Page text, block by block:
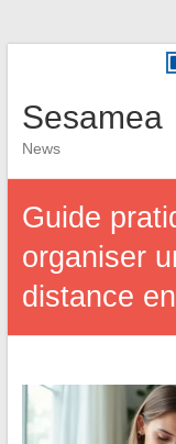
Sesamea
News
Guide
organiser
distance